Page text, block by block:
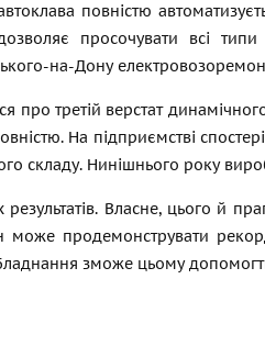
повністю
просочувати всі
на-Дону
третій верстат
На підприємстві
складу. Нинішнього року
Власне, цього й
продемонструвати
зможе цьому